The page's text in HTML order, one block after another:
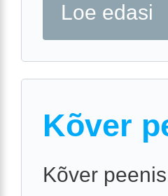
Loe edasi
Kõver
Kõver